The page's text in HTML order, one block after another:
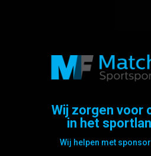
Wij zorgen voor
in het
Wij helpen met